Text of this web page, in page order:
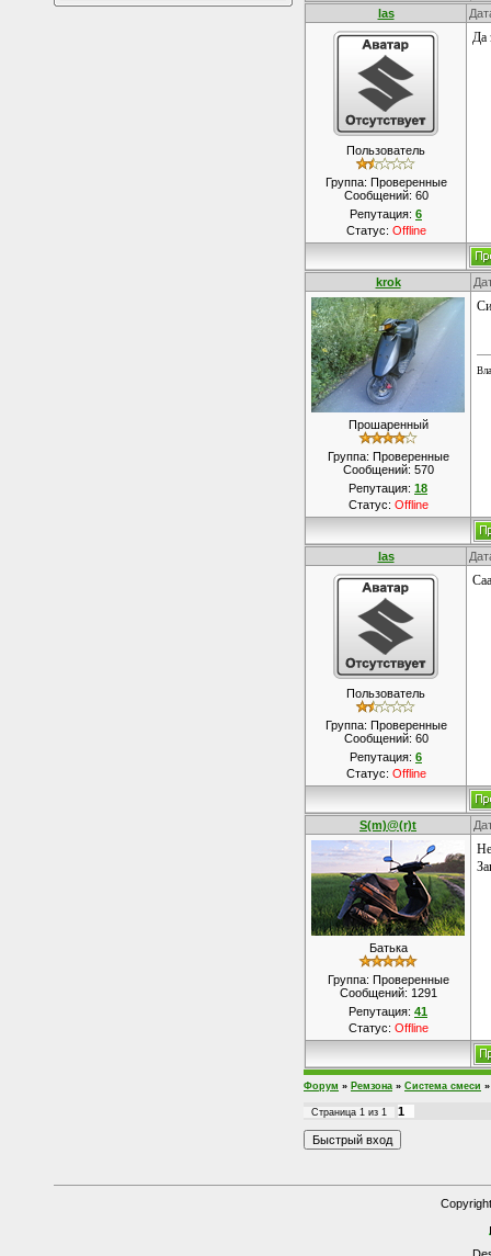
las
Пользователь
Группа: Проверенные
Сообщений: 60
Репутация: 6
Статус: Offline
Да
krok
Прошаренный
Группа: Проверенные
Сообщений: 570
Репутация: 18
Статус: Offline
las
Пользователь
Группа: Проверенные
Сообщений: 60
Репутация: 6
Статус: Offline
S(m)@(r)t
Батька
Группа: Проверенные
Сообщений: 1291
Репутация: 41
Статус: Offline
Форум » Ремзона » Система смеси »
Страница 1 из 1 1